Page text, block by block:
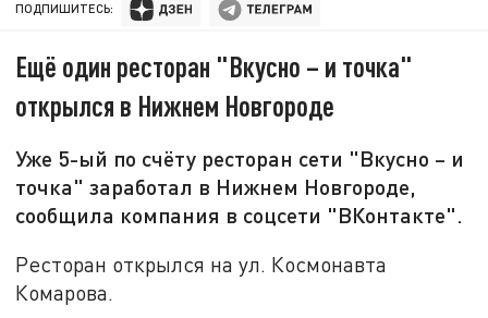
ПОДПИШИТЕСЬ:
Ещё один ресторан "Вкусно – и точка"
открылся в Нижнем Новгороде
Уже 5-ый по счёту ресторан сети "Вкусно – и
точка" заработал в Нижнем Новгороде,
сообщила компания в соцсети "ВКонтакте".
Ресторан открылся на ул. Космонавта
Комарова.